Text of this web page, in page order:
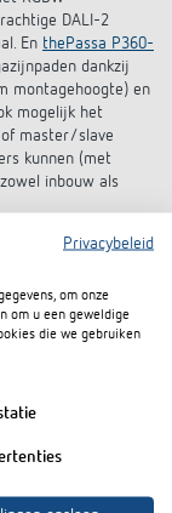
DALI-2
En thePassa P360-
dankzij
montagehoogte) en
mogelijk het
master/slave
kunnen (met
inbouw als
een regeling op
voor fabrikant-
DALI-2
Application
apparaten
voor vrijwel elke
ook worden
Privacybeleid
om onze
om u een geweldige
die we gebruiken